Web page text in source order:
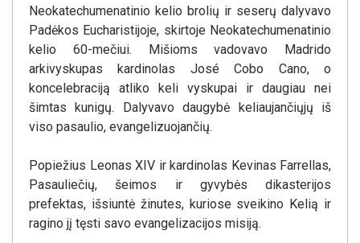
Neokatechumenatinio kelio brolių ir seserų dalyvavo
Padėkos Eucharistijoje, skirtoje Neokatechumenatinio
kelio 60-mečiui. Mišioms vadovavo Madrido
arkivyskupas kardinolas José Cobo Cano, o
koncelebraciją atliko keli vyskupai ir daugiau nei
šimtas kunigų. Dalyvavo daugybė keliaujančiųjų iš
viso pasaulio, evangelizuojančių.
Popiežius Leonas XIV ir kardinolas Kevinas Farrellas,
Pasauliečių, šeimos ir gyvybės dikasterijos
prefektas, išsiuntė žinutes, kuriose sveikino Kelią ir
ragino jį tęsti savo evangelizacijos misiją.